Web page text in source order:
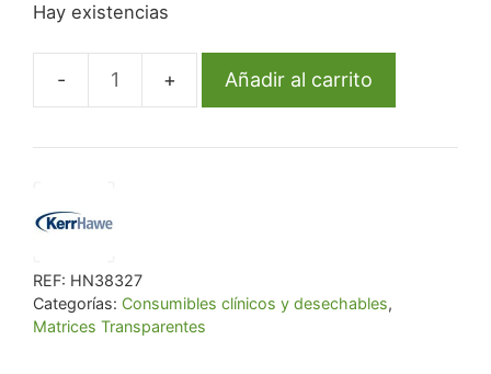
original
€ 114,39.
€ 108,67.
Hay existencias
776
Transp.Mol.50U
Añadir al carrito
REF: HN38327
Categorías: Consumibles clínicos y desechables,
Matrices Transparentes